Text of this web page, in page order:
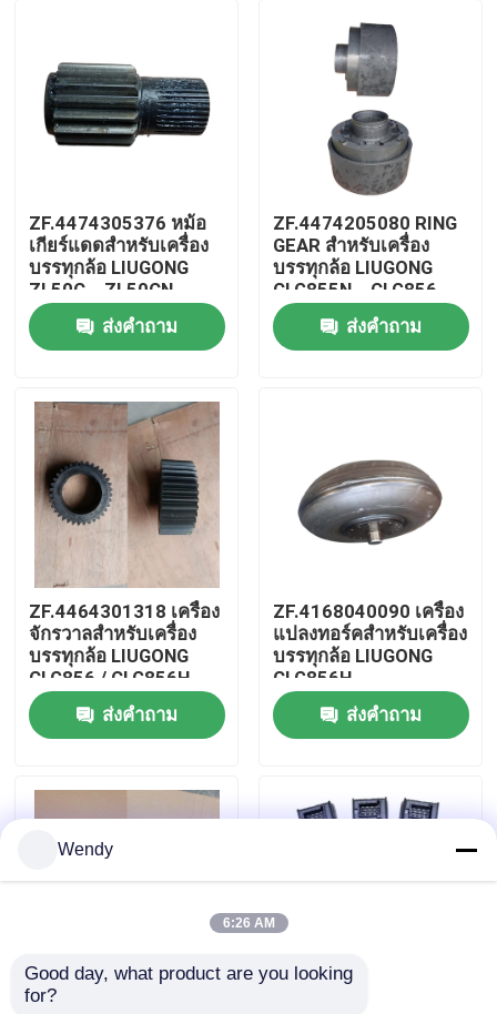
สินค้า
วิดีโอ
เกี่ยวกับเรา
ทัวร์โรงงาน
ควบคุมคุณภาพ
ติดต่อเรา
ข่าว
บล็อก
ZF.4474305376 หม้อ
เกียร์แดดสําหรับเครื่อง
บรรทุกล้อ LIUGONG
ZL50C、ZL50CN、
850H、
855855N856、856H
LW500F、LW500K
LG855B、LG855N
ส่งคำถาม
ZF.4474205080 RING
GEAR สําหรับเครื่อง
บรรทุกล้อ LIUGONG
CLG855N、CLG856、
CLG856H、CLG835、
CLG842 เครื่องขนส่ง
4WG180/4WG200
ส่งคำถาม
ZF.4464301318 เครื่อง
จักรวาลสําหรับเครื่อง
บรรทุกล้อ LIUGONG
CLG856 / CLG856H
CLG862 / CLG862H
CLG870 / CLG870H
CLG50D การส่ง
ส่งคำถาม
ZF.4168040090 เครื่อง
แปลงทอร์คสําหรับเครื่อง
บรรทุกล้อ LIUGONG
CLG856H、
CLG862H、
CLG870H、CLG886H
เครื่องส่ง 4WG200、
ส่งคำถาม
ZF.0501214895 ปั๊ม
Wendy
6:26 AM
Good day, what product are you looking
for?